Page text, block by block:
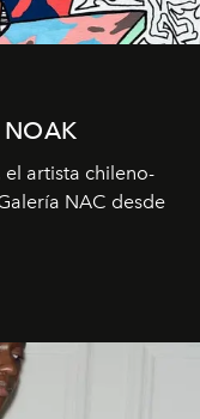
artista chileno-
NAC desde